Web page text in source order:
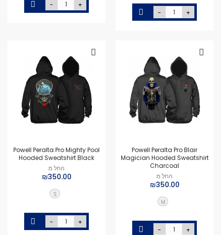
- +
- +
Powell Peralta Pro Blair
Magician Hooded Sweatshirt
Charcoal
החל מ
₪350.00
M
- +
Powell Peralta Pro Mighty Pool
Hooded Sweatshirt Black
החל מ
₪350.00
S
- +